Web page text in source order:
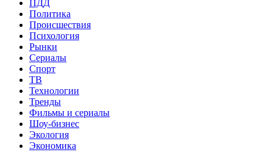
ПДД
Политика
Происшествия
Психология
Рынки
Сериалы
Спорт
ТВ
Технологии
Тренды
Фильмы и сериалы
Шоу-бизнес
Экология
Экономика